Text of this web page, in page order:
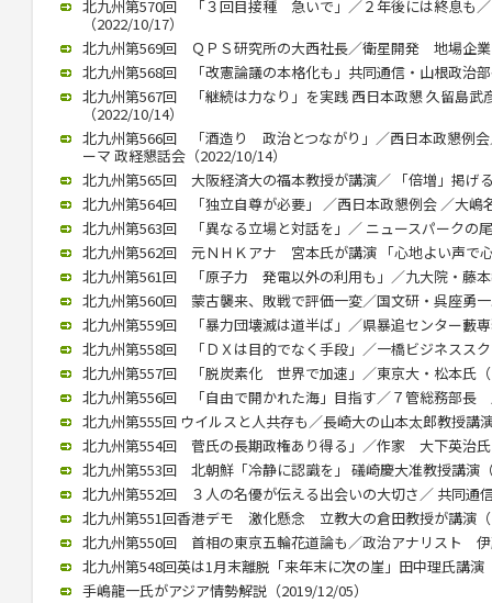
北九州第570回 「３回目接種 急いで」／２年後には終息も
（2022/10/17）
北九州第569回 ＱＰＳ研究所の大西社長／衛星開発 地場企
北九州第568回 「改憲論議の本格化も」共同通信・山根政治
北九州第567回 「継続は力なり」を実践 西日本政懇 久留島
（2022/10/14）
北九州第566回 「酒造り 政治とつながり」／西日本政懇例会
ーマ 政経懇話会（2022/10/14）
北九州第565回 大阪経済大の福本教授が講演／ 「倍増」掲
北九州第564回 「独立自尊が必要」 ／西日本政懇例会 ／大嶋
北九州第563回 「異なる立場と対話を」／ ニュースパークの
北九州第562回 元ＮＨＫアナ 宮本氏が講演 「心地よい声で
北九州第561回 「原子力 発電以外の利用も」／九大院・藤
北九州第560回 蒙古襲来、敗戦で評価一変／国文研・呉座勇
北九州第559回 「暴力団壊滅は道半ば」／県暴追センター藪
北九州第558回 「ＤＸは目的でなく手段」／一橋ビジネスス
北九州第557回 「脱炭素化 世界で加速」／東京大・松本氏
北九州第556回 「自由で開かれた海」目指す／７管総務部長
北九州第555回 ウイルスと人共存も／長崎大の山本太郎教授講
北九州第554回 菅氏の長期政権あり得る」／作家 大下英治
北九州第553回 北朝鮮「冷静に認識を」 礒崎慶大准教授講演
北九州第552回 ３人の名優が伝える出会いの大切さ／ 共同通
北九州第551回香港デモ 激化懸念 立教大の倉田教授が講演
北九州第550回 首相の東京五輪花道論も／政治アナリスト
北九州第548回英は1月末離脱「来年末に次の崖」田中理氏講演
手嶋龍一氏がアジア情勢解説（2019/12/05）